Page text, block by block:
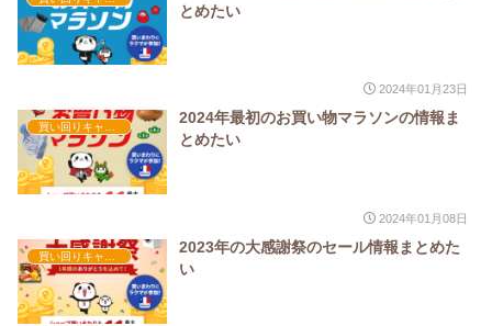
とめたい
2024年01月23日
買い回りキャンペーン実績
2024年最初のお買い物マラソンの情報ま
とめたい
2024年01月08日
2023年の大感謝祭のセール情報まとめた
い